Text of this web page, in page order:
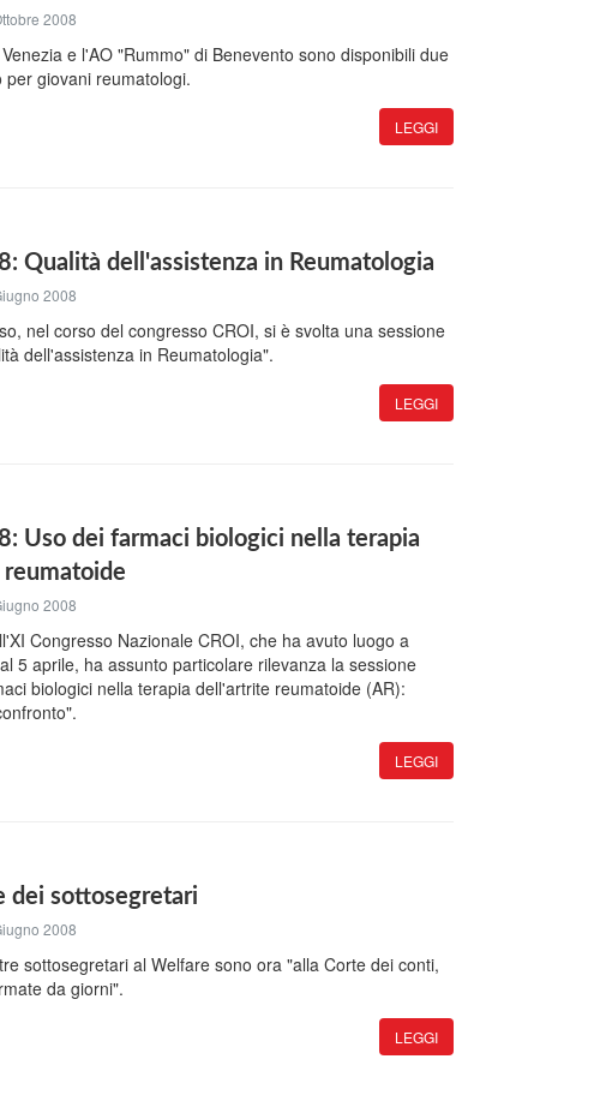
2008
e l'AO "Rummo" di Benevento sono disponibili due
per giovani reumatologi.
LEGGI
Qualità dell'assistenza in Reumatologia
2008
nel corso del congresso CROI, si è svolta una sessione
dell'assistenza in Reumatologia".
LEGGI
Uso dei farmaci biologici nella terapia
2008
Congresso Nazionale CROI, che ha avuto luogo a
5 aprile, ha assunto particolare rilevanza la sessione
biologici nella terapia dell'artrite reumatoide (AR):
LEGGI
dei sottosegretari
2008
sottosegretari al Welfare sono ora "alla Corte dei conti,
da giorni".
LEGGI